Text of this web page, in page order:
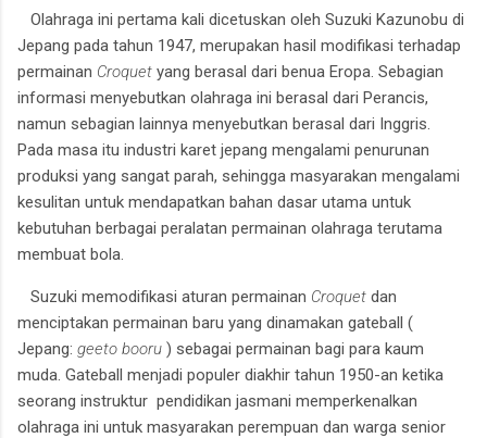
Olahraga ini pertama kali dicetuskan oleh Suzuki Kazunobu di
Jepang pada tahun 1947, merupakan hasil modifikasi terhadap
permainan Croquet yang berasal dari benua Eropa. Sebagian
informasi menyebutkan olahraga ini berasal dari Perancis,
namun sebagian lainnya menyebutkan berasal dari Inggris.
Pada masa itu industri karet jepang mengalami penurunan
produksi yang sangat parah, sehingga masyarakan mengalami
kesulitan untuk mendapatkan bahan dasar utama untuk
kebutuhan berbagai peralatan permainan olahraga terutama
membuat bola.
Suzuki memodifikasi aturan permainan Croquet dan
menciptakan permainan baru yang dinamakan gateball (
Jepang: geeto booru ) sebagai permainan bagi para kaum
muda. Gateball menjadi populer diakhir tahun 1950-an ketika
seorang instruktur pendidikan jasmani memperkenalkan
olahraga ini untuk masyarakan perempuan dan warga senior